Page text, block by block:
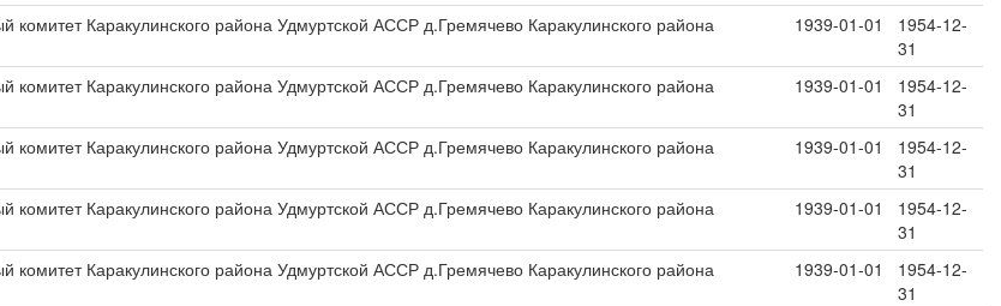
комитет Каракулинского района Удмуртской АССР д.Гремячево Каракулинского района
1939-01-01
1954-12-
31
комитет Каракулинского района Удмуртской АССР д.Гремячево Каракулинского района
1939-01-01
1954-12-
31
комитет Каракулинского района Удмуртской АССР д.Гремячево Каракулинского района
1939-01-01
1954-12-
31
комитет Каракулинского района Удмуртской АССР д.Гремячево Каракулинского района
1939-01-01
1954-12-
31
комитет Каракулинского района Удмуртской АССР д.Гремячево Каракулинского района
1939-01-01
1954-12-
31